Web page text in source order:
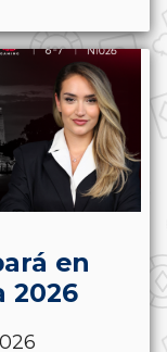
en
2026